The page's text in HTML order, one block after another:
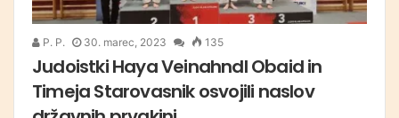
P. P. 30. marec, 2023 135
Judoistki Haya Veinahndl Obaid in
Timeja Starovasnik osvojili naslov